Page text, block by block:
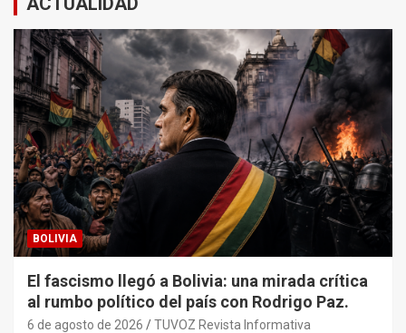
BOLIVIA
El fascismo llegó a Bolivia: una mirada crítica
al rumbo político del país con Rodrigo Paz.
6 de agosto de 2026 TUVOZ Revista Informativa